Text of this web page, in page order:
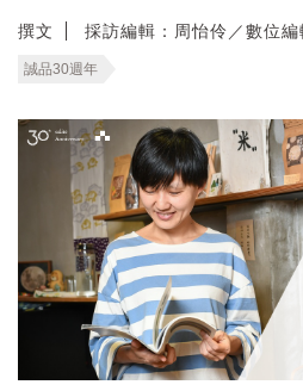
撰文 採訪編輯：周怡伶／數位
誠品30週年